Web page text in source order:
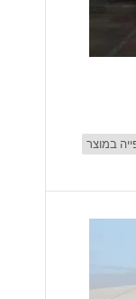
במוצר